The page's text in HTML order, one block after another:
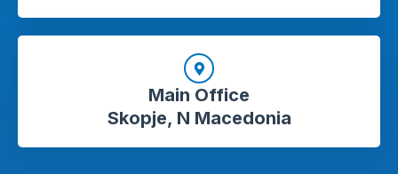
Main Office
Skopje, N Macedonia